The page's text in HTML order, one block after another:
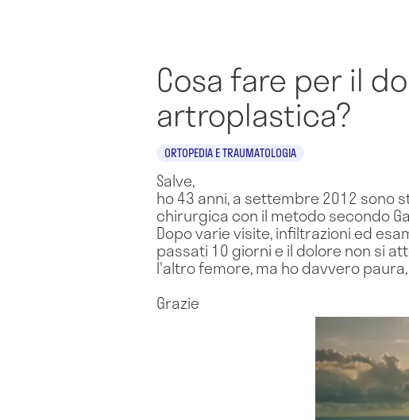
Cosa fare per il
artroplastica?
ORTOPEDIA E TRAUMATOLOGIA
Salve,
ho 43 anni, a settembre 2012
chirurgica con il metodo secondo
Dopo varie visite, infiltrazioni ed
passati 10 giorni e il dolore non si
l'altro femore, ma ho davvero
Grazie